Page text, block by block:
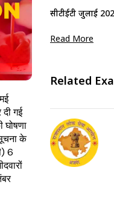
गई
घोषणा
के
6
सीटीईटी जुलाई
Read More
Related